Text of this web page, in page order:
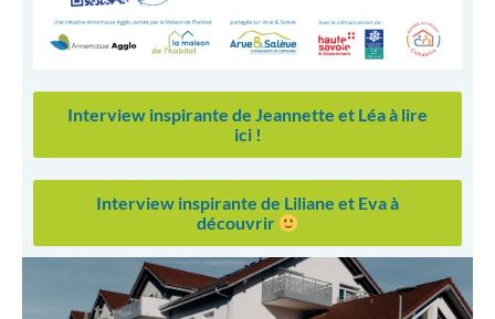
Interview inspirante de Jeannette et Léa à lire
ici !
Interview inspirante de Liliane et Eva à
découvrir